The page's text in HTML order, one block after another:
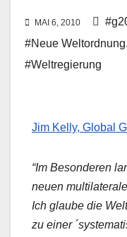
MAI 6, 2010
#Neue Weltordnung,
#Weltregierung
Jim Kelly, Global
“Im Besonderen
neuen
Ich glaube die
zu einer